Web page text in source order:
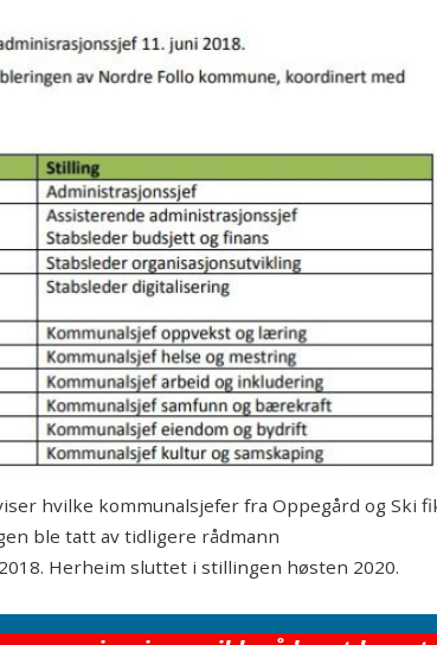
viser hvilke kommunalsjefer fra Oppegård og Ski
ble tatt av tidligere rådmann
Herheim sluttet i stillingen høsten 2020.